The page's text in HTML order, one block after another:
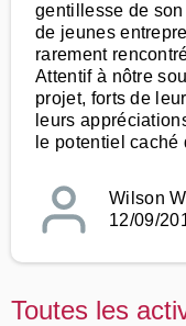
gentillesse de
de jeunes
rarement
Attentif à nôtre
projet, forts de
leurs
le potentiel caché
Wilson
12/09/
Toutes les